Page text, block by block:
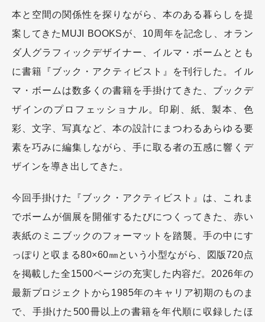
本と空間の関係性を探りながら、本のある暮らしを提
案してきたMUJI BOOKSが、10周年を記念し、オラン
ダ人グラフィックデザイナー、イルマ・ボームととも
に書籍『ブック・アクティビスト』を刊行した。イル
マ・ボームは数多くの書籍を手掛けてきた、ブックデ
ザインのプロフェッショナル。印刷、紙、製本、色
彩、文字、写真など、本の設計にまつわるあらゆる要
素を巧みに編集しながら、手に取る者の五感に響くデ
ザインを導き出してきた。
今回手掛けた『ブック・アクティビスト』は、これま
でボームが個展を開催するたびにつくってきた、赤い
表紙のミニブックのフォーマットを踏襲。手の中にす
っぽりと収まる80×60㎜という小型ながら、図版720点
を掲載した全1500ページの充実した内容だ。2026年の
最新プロジェクトから1985年のキャリア初期のものま
で、手掛けた500冊以上の書籍を年代順に収録したほ